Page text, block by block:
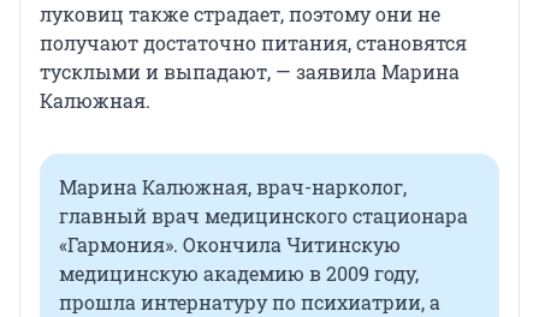
луковиц также страдает, поэтому они не
получают достаточно питания, становятся
тусклыми и выпадают, — заявила Марина
Калюжная.
Марина Калюжная, врач-нарколог,
главный врач медицинского стационара
«Гармония». Окончила Читинскую
медицинскую академию в 2009 году,
прошла интернатуру по психиатрии, а